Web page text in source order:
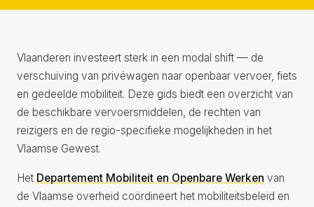
Vlaanderen investeert sterk in een modal shift — de
verschuiving van privéwagen naar openbaar vervoer, fiets
en gedeelde mobiliteit. Deze gids biedt een overzicht van
de beschikbare vervoersmiddelen, de rechten van
reizigers en de regio-specifieke mogelijkheden in het
Vlaamse Gewest.
Het Departement Mobiliteit en Openbare Werken van
de Vlaamse overheid coördineert het mobiliteitsbeleid en